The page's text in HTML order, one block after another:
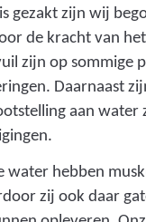
c
r
i
s
s
gezakt zijn wij
de kracht van
zijn op sommige
Daarnaast
aan
water hebben
zij ook daar